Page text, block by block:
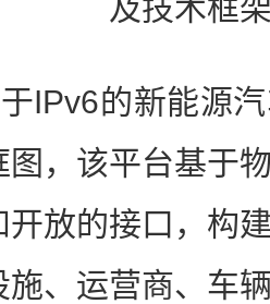
及技术框
的新能源汽
图，该平台基于
开放的接口，构
施、运营商、车